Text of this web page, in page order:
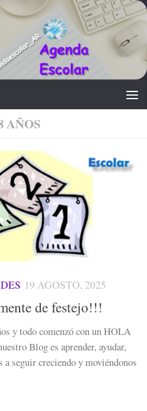
AÑOS
19 AGOSTO, 2025
de festejo!!!
y todo comenzó con un HOLA
Blog es aprender, ayudar,
a seguir creciendo y moviéndonos